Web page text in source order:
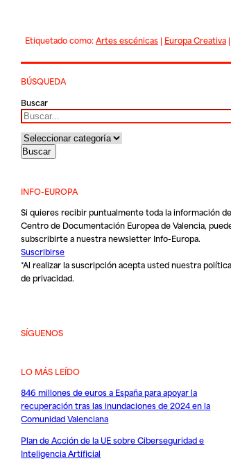
Etiquetado como:Artes escénicas| Europa Creativa|
BÚSQUEDA
Buscar
INFO-EUROPA
Si quieres recibir puntualmente toda la información
Centro de Documentación Europea de Valencia,
subscribirte a nuestra newsletter Info-Europa.
Suscribirse
*Al realizar la suscripción acepta usted nuestrapolítica
de privacidad.
SÍGUENOS
LO MÁS LEÍDO
846 millones de euros a España para apoyar la
recuperación tras las inundaciones de 2024 en la
Comunidad Valenciana
Plan de Acción de la UE sobre Ciberseguridad e
Inteligencia Artificial